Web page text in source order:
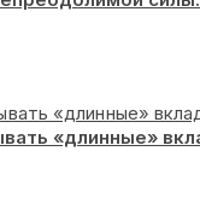
«длинные»